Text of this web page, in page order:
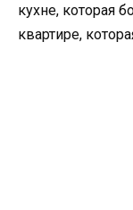
кухне, которая
квартире,